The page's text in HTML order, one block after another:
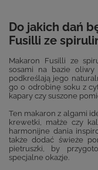
Do jakich dań
Fusilli ze
Makaron Fusilli ze
sosami na bazie
podkreślają jego
go o odrobinę soku z
kapary czy suszone
Ten makaron z algami
krewetki, małże czy
harmonijne dania
także dodać świeże
pietruszki, by
specjalne okazje.